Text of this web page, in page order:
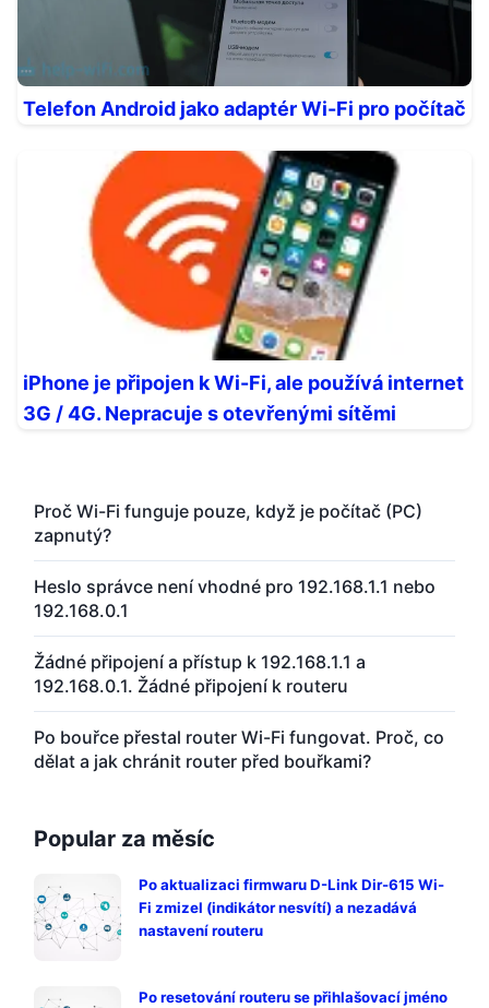
Telefon Android jako adaptér Wi-Fi pro počítač
iPhone je připojen k Wi-Fi, ale používá internet
3G / 4G. Nepracuje s otevřenými sítěmi
Proč Wi-Fi funguje pouze, když je počítač (PC)
zapnutý?
Heslo správce není vhodné pro 192.168.1.1 nebo
192.168.0.1
Žádné připojení a přístup k 192.168.1.1 a
192.168.0.1. Žádné připojení k routeru
Po bouřce přestal router Wi-Fi fungovat. Proč, co
dělat a jak chránit router před bouřkami?
Popular za měsíc
Po aktualizaci firmwaru D-Link Dir-615 Wi-
Fi zmizel (indikátor nesvítí) a nezadává
nastavení routeru
Po resetování routeru se přihlašovací jméno